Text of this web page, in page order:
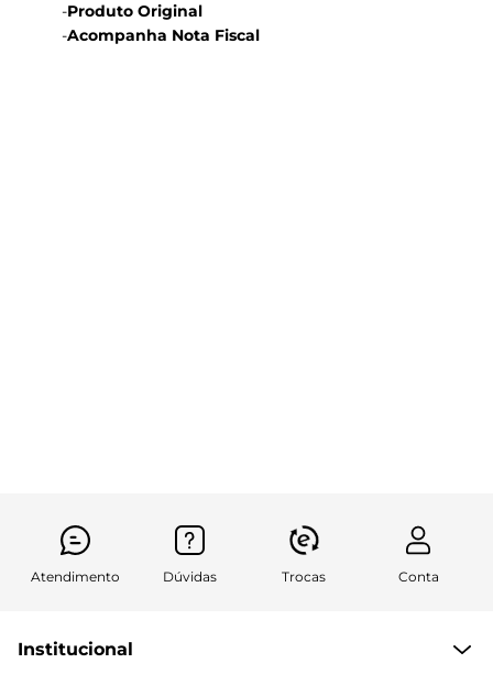
-Produto Original
-Acompanha Nota Fiscal
Atendimento Dúvidas Trocas Conta
Institucional